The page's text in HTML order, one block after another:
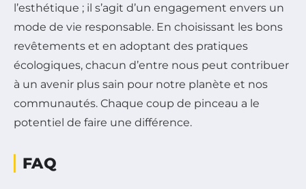
l’esthétique ; il s’agit d’un engagement envers un
mode de vie responsable. En choisissant les bons
revêtements et en adoptant des pratiques
écologiques, chacun d’entre nous peut contribuer
à un avenir plus sain pour notre planète et nos
communautés. Chaque coup de pinceau a le
potentiel de faire une différence.
FAQ